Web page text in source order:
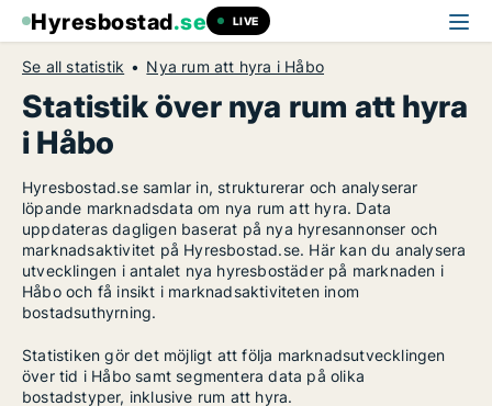
Hyresbostad.se LIVE
Se all statistik Nya rum att hyra i Håbo
Statistik över nya rum att hyra
i Håbo
Hyresbostad.se samlar in, strukturerar och analyserar
löpande marknadsdata om nya rum att hyra. Data
uppdateras dagligen baserat på nya hyresannonser och
marknadsaktivitet på Hyresbostad.se. Här kan du analysera
utvecklingen i antalet nya hyresbostäder på marknaden i
Håbo och få insikt i marknadsaktiviteten inom
bostadsuthyrning.
Statistiken gör det möjligt att följa marknadsutvecklingen
över tid i Håbo samt segmentera data på olika
bostadstyper, inklusive rum att hyra.